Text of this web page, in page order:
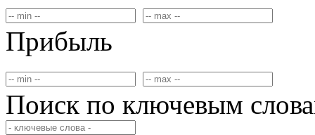
Прибыль
Поиск по ключевым